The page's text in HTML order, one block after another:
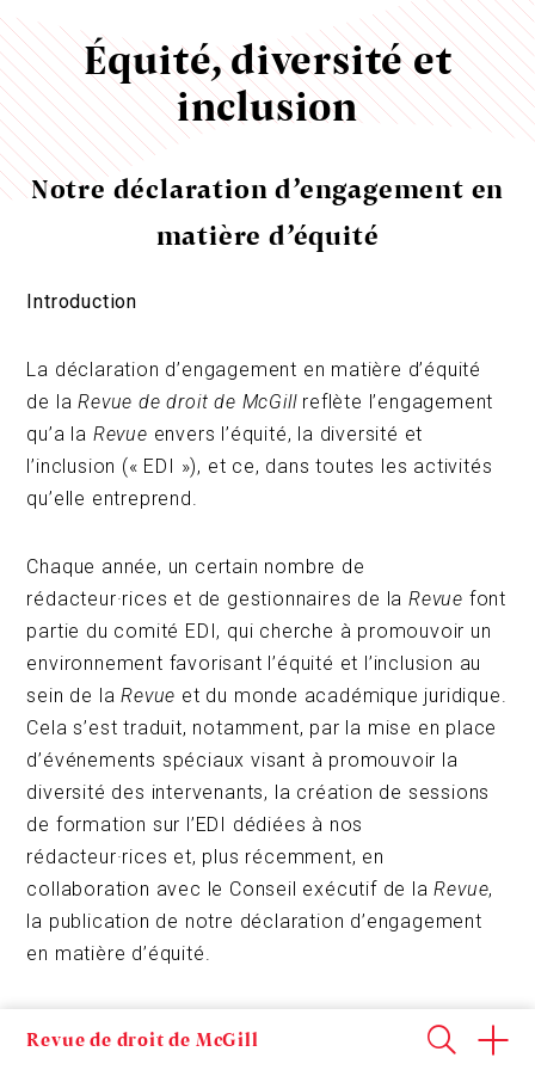
Revue de droit de McGill
Équité, diversité et
inclusion
Notre déclaration d’engagement en
matière d’équité
Introduction
La déclaration d’engagement en matière d’équité
de laRevue de droit de McGillreflète l’engagement
qu’a la Revue envers l’équité, la diversité et
l’inclusion (« EDI »), et ce, dans toutes les activités
qu’elle entreprend.
Chaque année, un certain nombre de
rédacteur·rices et de gestionnaires de laRevue font
partie du comité EDI, qui cherche à promouvoir un
environnement favorisant l’équité et l’inclusion au
sein de laRevue et du monde académique juridique.
Cela s’est traduit, notamment, par la mise en place
d’événements spéciaux visant à promouvoir la
diversité des intervenants, la création de sessions
de formation sur l’EDI dédiées à nos
rédacteur·rices et, plus récemment, en
collaboration avec le Conseil exécutif de laRevue,
la publication de notre déclaration d’engagement
en matière d’équité.
Ces initiatives visent à développer, soutenir et
mettre en œuvre des initiatives en matière de